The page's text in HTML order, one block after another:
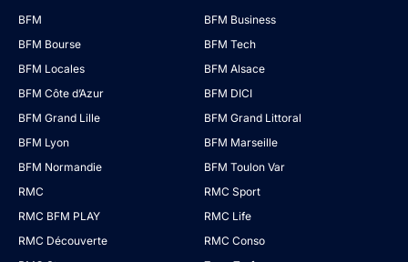
BFM
BFM Business
BFM Bourse
BFM Tech
BFM Locales
BFM Alsace
BFM Côte d’Azur
BFM DICI
BFM Grand Lille
BFM Grand Littoral
BFM Lyon
BFM Marseille
BFM Normandie
BFM Toulon Var
RMC
RMC Sport
RMC BFM PLAY
RMC Life
RMC Découverte
RMC Conso